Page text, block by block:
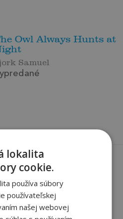
Owl Always Hunts at
Samuel
lokalita
cookie.
používa súbory
používateľskej
našej webovej